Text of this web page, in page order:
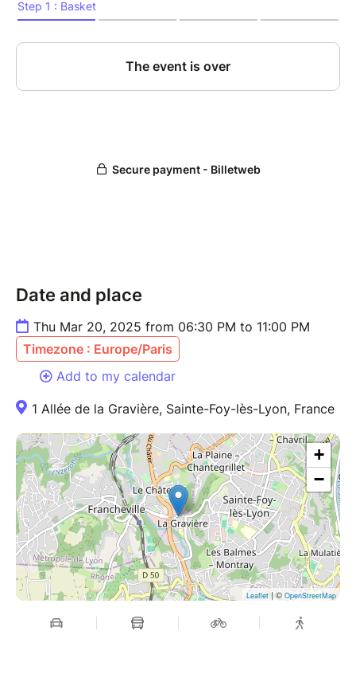
Date and place
Thu Mar 20, 2025 from 06:30 PM to 11:00 PM
Timezone : Europe/Paris
Add to my calendar
1 Allée de la Gravière, Sainte-Foy-lès-Lyon, France
+
−
Leaflet| © OpenStreetMap